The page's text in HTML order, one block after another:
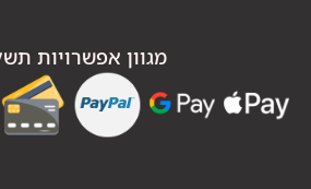
מגוון אפשרויות תשלום: